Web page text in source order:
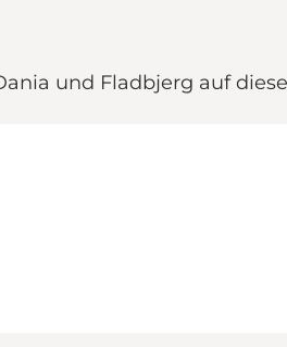
und Fladbjerg auf